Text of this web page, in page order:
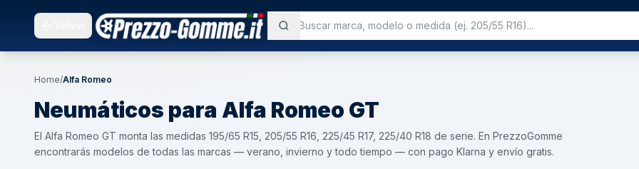
Home/Alfa Romeo
Neumáticos para Alfa Romeo GT
El Alfa Romeo GT monta las medidas 195/65 R15, 205/55 R16, 225/45 R17, 225/40 R18 de serie. En PrezzoGomme
encontrarás modelos de todas las marcas — verano, invierno y todo tiempo — con pago Klarna y envío gratis.